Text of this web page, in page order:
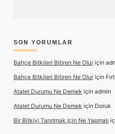
SON YORUMLAR
Bahçe Bitkileri Bitiren Ne Oluriçin
Bahçe Bitkileri Bitiren Ne Oluriçin
Atalet Durumu Ne Demek için admin
Atalet Durumu Ne Demek için Doruk
Bir Bitkiyi Tanıtmak Için Ne Yapmalı